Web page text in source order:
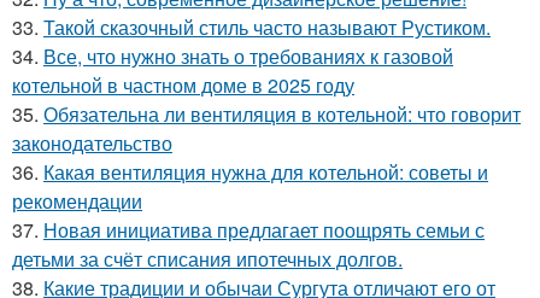
33. Такой сказочный стиль часто называют Рустиком.
34. Все, что нужно знать о требованиях к газовой
котельной в частном доме в 2025 году
35. Обязательна ли вентиляция в котельной: что говорит
законодательство
36. Какая вентиляция нужна для котельной: советы и
рекомендации
37. Новая инициатива предлагает поощрять семьи с
детьми за счёт списания ипотечных долгов.
38. Какие традиции и обычаи Сургута отличают его от